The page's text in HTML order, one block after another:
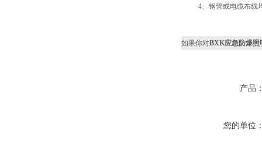
4、钢管或电缆布线
如果你对BXK应急防爆照
产品
您的单位